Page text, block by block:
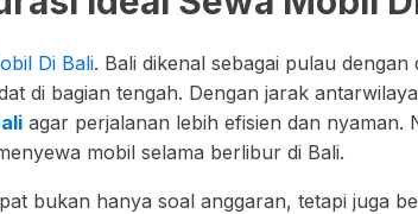
Di Bali. Bali dikenal sebagai pulau
di bagian tengah. Dengan jarak
agar perjalanan lebih efisien dan
mobil selama berlibur di Bali.
bukan hanya soal anggaran, tetapi juga